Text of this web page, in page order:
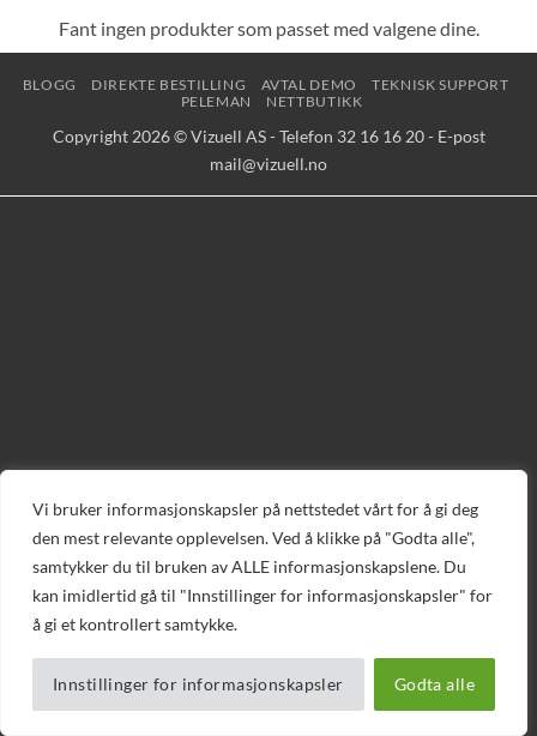
Vi bruker informasjonskapsler på nettstedet vårt for å gi deg
den mest relevante opplevelsen. Ved å klikke på "Godta alle",
samtykker du til bruken av ALLE informasjonskapslene. Du
kan imidlertid gå til "Innstillinger for informasjonskapsler" for
å gi et kontrollert samtykke.
Innstillinger for informasjonskapsler Godta alle
Fant ingen produkter som passet med valgene dine.
BLOGG DIREKTE BESTILLING AVTAL DEMO
TEKNISK SUPPORT
PELEMAN
NETTBUTIKK
Copyright 2026 © Vizuell AS - Telefon 32 16 16 20 - E-post
mail@vizuell.no